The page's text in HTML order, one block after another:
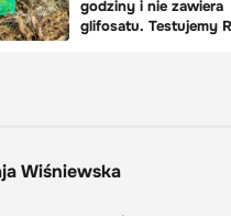
Wiśniewska